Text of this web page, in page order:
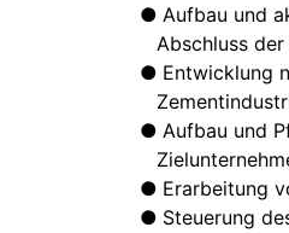
Aufbau und
Abschluss der
Entwicklung
Aufbau und
Erarbeitung
Steuerung